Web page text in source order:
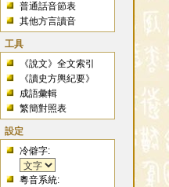
普通話音節表
其他方言讀音
工具
《說文》全文索引
《讀史方輿紀要》
成語彙輯
繁簡對照表
設定
冷僻字:
粵音系統: